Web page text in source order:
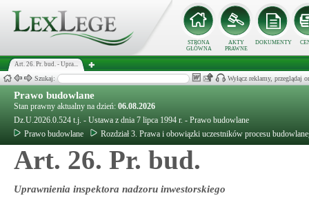
STRONA
GŁÓWNA
AKTY
PRAWNE
DOKUMENTY
Art. 26. Pr. bud. - Upra...
Szukaj: Wyłącz reklamy, przeglądaj
Prawo budowlane
Stan prawny aktualny na dzień: 06.08.2026
Dz.U.2026.0.524 t.j. - Ustawa z dnia 7 lipca 1994 r. - Prawo budowlane
Prawo budowlane
Rozdział 3. Prawa i obowiązki uczestników procesu
Art. 26. Pr. bud.
Uprawnienia inspektora nadzoru inwestorskiego